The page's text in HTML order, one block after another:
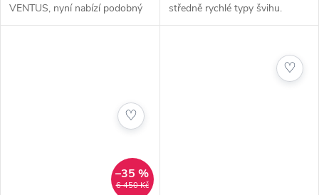
VENTUS, nyní nabízí podobný
pocit jako jeho původní model,
středně rychlé typy švihu.
Pevná špička a střední části
6 450 Kč
–35 %
♡
♡